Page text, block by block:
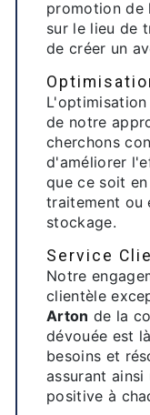
promotion de
sur le lieu de
de créer un
de notre
cherchons
d'améliorer
que ce soit
traitement ou
stockage.
Service
Notre
clientèle
Arton de la
dévouée est
besoins et
assurant ainsi
positive à